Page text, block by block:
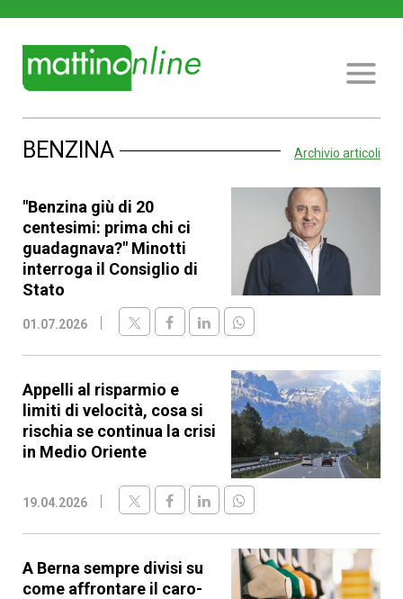
BENZINA Archivio articoli
"Benzina giù di 20
centesimi: prima chi ci
guadagnava?" Minotti
interroga il Consiglio di
Stato
01.07.2026
Appelli al risparmio e
limiti di velocità, cosa si
rischia se continua la crisi
in Medio Oriente
19.04.2026
A Berna sempre divisi su
come affrontare il caro-